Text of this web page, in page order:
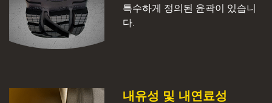
특수하게 정의된 윤곽이 있습니
다.
내유성 및 내연료성